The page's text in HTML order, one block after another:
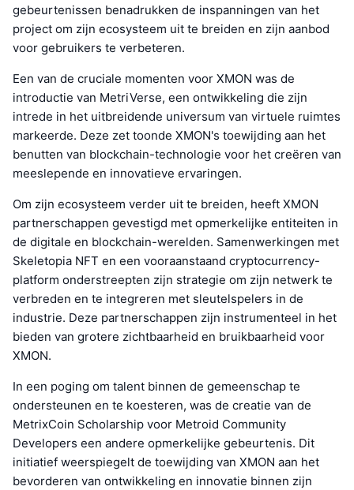
gebeurtenissen benadrukken de inspanningen van het
project om zijn ecosysteem uit te breiden en zijn aanbod
voor gebruikers te verbeteren.
Een van de cruciale momenten voor XMON was de
introductie van MetriVerse, een ontwikkeling die zijn
intrede in het uitbreidende universum van virtuele ruimtes
markeerde. Deze zet toonde XMON's toewijding aan het
benutten van blockchain-technologie voor het creëren van
meeslepende en innovatieve ervaringen.
Om zijn ecosysteem verder uit te breiden, heeft XMON
partnerschappen gevestigd met opmerkelijke entiteiten in
de digitale en blockchain-werelden. Samenwerkingen met
Skeletopia NFT en een vooraanstaand cryptocurrency-
platform onderstreepten zijn strategie om zijn netwerk te
verbreden en te integreren met sleutelspelers in de
industrie. Deze partnerschappen zijn instrumenteel in het
bieden van grotere zichtbaarheid en bruikbaarheid voor
XMON.
In een poging om talent binnen de gemeenschap te
ondersteunen en te koesteren, was de creatie van de
MetrixCoin Scholarship voor Metroid Community
Developers een andere opmerkelijke gebeurtenis. Dit
initiatief weerspiegelt de toewijding van XMON aan het
bevorderen van ontwikkeling en innovatie binnen zijn